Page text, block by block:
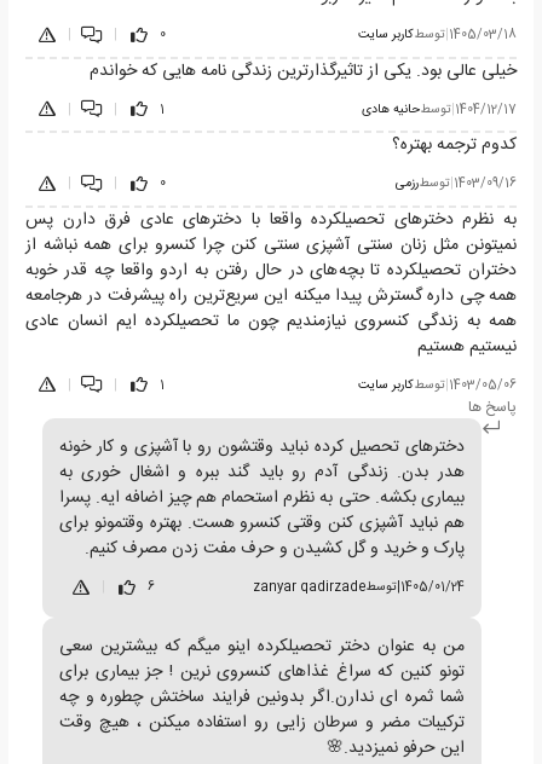
1405/03/18
|توسطکاربر سایت 0
|
|
خیلی عالی بود. یکی از تاثیرگذار‌ترین زندگی نامه هایی که خواندم
1404/12/17
|توسطحانیه هادی 1
|
|
کدوم ترجمه بهتره؟
1403/09/16
|توسطرزمی 0
|
|
به نظرم دخترهای تحصیلکرده واقعا با دخترهای عادی فرق دارن پس
نمیتونن مثل زنان سنتی آشپزی سنتی کنن چرا کنسرو برای همه نباشه از
دختران تحصیلکرده تا بچه‌های در حال رفتن به اردو واقعا چه قدر خوبه
همه چی داره گسترش پیدا میکنه این سریع‌ترین راه پیشرفت در هرجامعه
همه به زندگی کنسروی نیازمندیم چون ما تحصیلکرده ایم انسان عادی
نیستیم هستیم
1403/05/06
|توسطکاربر سایت 1
|
|
پاسخ ها
دخترهای تحصیل کرده نباید وقتشون رو با آشپزی و کار خونه
هدر بدن. زندگی آدم رو باید گند ببره و اشغال خوری به
بیماری بکشه. حتی به نظرم استحمام هم چیز اضافه ایه. پسرا
هم نباید آشپزی کنن وقتی کنسرو هست. بهتره وقتمونو برای
پارک و خرید و گل کشیدن و حرف مفت زدن مصرف کنیم.
1405/01/24
|توسطzanyar qadirzade
6
من به عنوان دختر تحصیلکرده اینو میگم که بیشترین سعی
تونو کنین که سراغ غذاهای کنسروی نرین ! جز بیماری برای
شما ثمره ای ندارن.اگر بدونین فرایند ساختش چطوره و چه
ترکیبات مضر و سرطان زایی رو استفاده میکنن ، هیچ وقت
این حرفو نمیزدید.🌸